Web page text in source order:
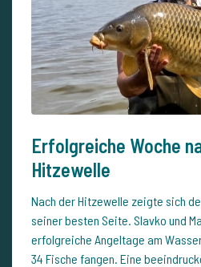
Erfolgreiche Woche
Hitzewelle
Nach der Hitzewelle zeigte sich
seiner besten Seite. Slavko und
erfolgreiche Angeltage am
34 Fische fangen. Eine